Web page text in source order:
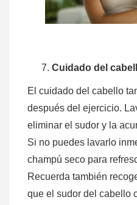
Cuidado del
El cuidado del cabello
después del ejercicio.
eliminar el sudor y la
Si no puedes lavarlo
champú seco para
Recuerda también
que el sudor del cabello